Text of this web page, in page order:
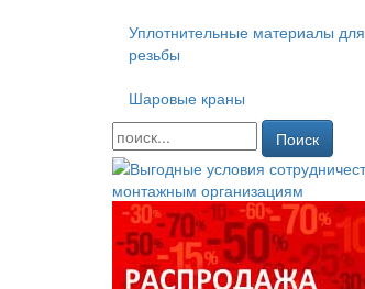
Уплотнительные материалы для
резьбы
Шаровые краны
Поиск